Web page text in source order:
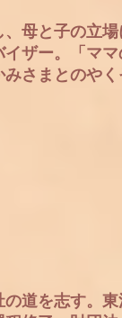
母と子の立
ザー。「マ
さまとのやく
道を志す。